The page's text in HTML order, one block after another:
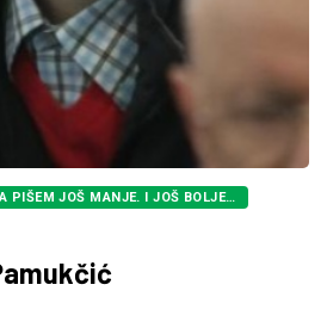
PIŠEM JOŠ MANJE. I JOŠ BOLJE…